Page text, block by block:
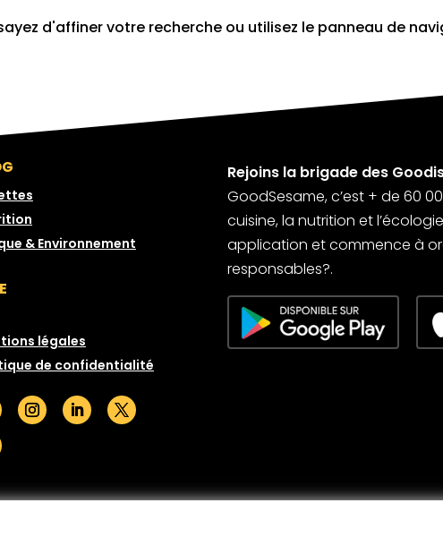
d'affiner votre recherche ou utilisez le panneau de
& Environnement
légales
de confidentialité
Rejoins la brigade des
GoodSesame, c’est + de 60
cuisine, la nutrition et
application et commence à
responsables?.